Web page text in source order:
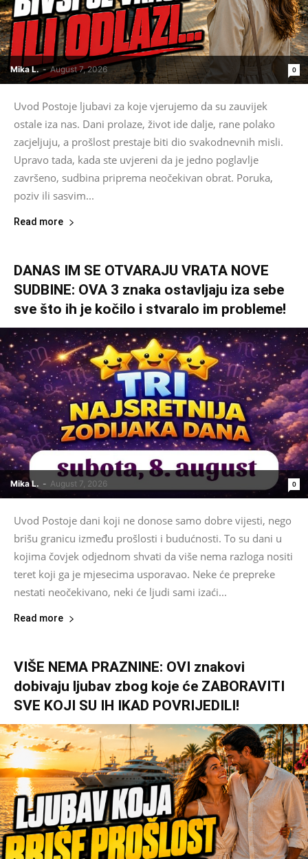
Mika L. - August 7, 2026 0
Uvod Postoje ljubavi za koje vjerujemo da su zauvijek
ostale iza nas. Dani prolaze, život ide dalje, rane polako
zacjeljuju, a prošlost prestaje biti dio svakodnevnih misli.
Upravo tada, kada ste uvjereni da je jedno poglavlje
završeno, sudbina priprema neočekivan obrat. Poruka,
poziv ili sasvim...
Read more
DANAS IM SE OTVARAJU VRATA NOVE
SUDBINE: OVA 3 znaka ostavljaju iza sebe
sve što ih je kočilo i stvaralo im probleme!
Mika L. - August 7, 2026 0
Uvod Postoje dani koji ne donose samo dobre vijesti, nego
brišu granicu između prošlosti i budućnosti. To su dani u
kojima čovjek odjednom shvati da više nema razloga nositi
teret koji ga je mjesecima usporavao. Neke će prepreke
nestati neočekivano, neki će ljudi sami izaći...
Read more
VIŠE NEMA PRAZNINE: OVI znakovi
dobivaju ljubav zbog koje će ZABORAVITI
SVE KOJI SU IH IKAD POVRIJEDILI!